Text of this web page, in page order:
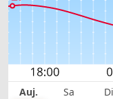
Auj. Sa Di